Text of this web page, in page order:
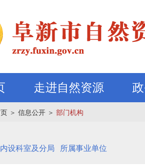
走进自然资源
＞ 信息公开 ＞ 部门机构
内设科室及分局 所属事业单位